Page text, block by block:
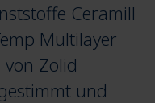
Ceramill
Multilayer
Zolid
und